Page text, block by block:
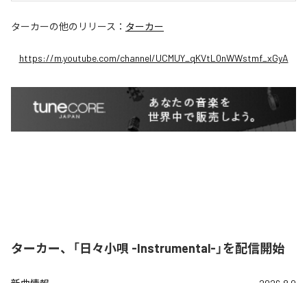
ターカーの他のリリース： ターカー
https://m.youtube.com/channel/UCMUY_qKVtL0nWWstmf_xGyA
ターカー、「日々小唄 -Instrumental-」を配信開始